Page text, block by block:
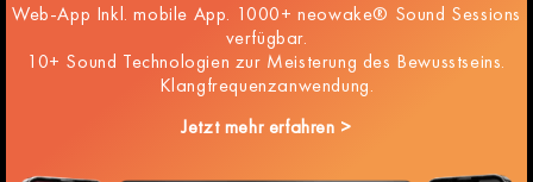
Web-App Inkl. mobile App. 1000+ neowake® Sound Sessions
verfügbar.
10+ Sound Technologien zur Meisterung des Bewusstseins.
Klangfrequenzanwendung.
Jetzt mehr erfahren >